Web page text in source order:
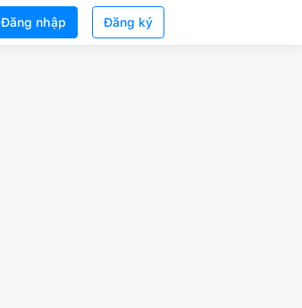
Đăng nhập Đăng ký